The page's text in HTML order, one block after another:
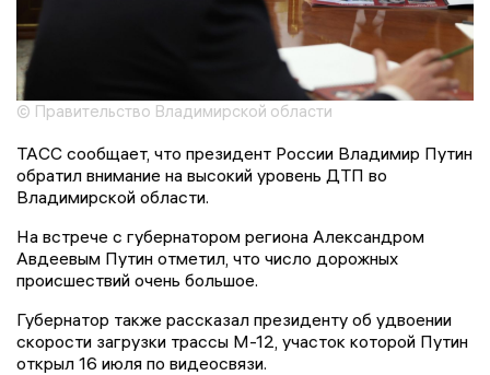
© Правительство Владимирской области
ТАСС сообщает, что президент России Владимир Путин
обратил внимание на высокий уровень ДТП во
Владимирской области.
На встрече с губернатором региона Александром
Авдеевым Путин отметил, что число дорожных
происшествий очень большое.
Губернатор также рассказал президенту об удвоении
скорости загрузки трассы М-12, участок которой Путин
открыл 16 июля по видеосвязи.